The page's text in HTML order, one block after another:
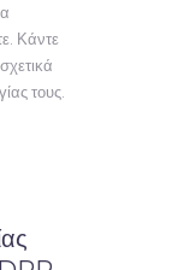
Κάντε
τους.